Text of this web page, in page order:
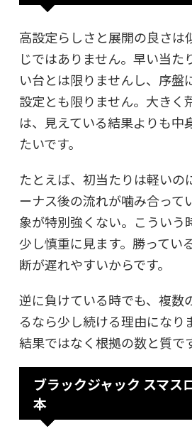
高設定らしさと展開の良さは
じではありません。早い当た
い台とは限りませんし、序盤
設定とも限りません。大きく
は、見えている結果よりも中
たいです。
たとえば、初当たりは軽いの
ーナス後の流れが噛み合って
象が特別強くない。こういう
少し慎重に見ます。勝ってい
断が遅れやすいからです。
逆に負けている時でも、複数
るなら少し続ける理由になり
結果ではなく根拠の数と質で
ブラックジャック スマス
本